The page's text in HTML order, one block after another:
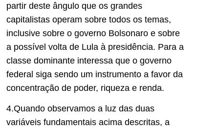
partir deste ângulo que os grandes
capitalistas operam sobre todos os temas,
inclusive sobre o governo Bolsonaro e sobre
a possível volta de Lula à presidência. Para a
classe dominante interessa que o governo
federal siga sendo um instrumento a favor da
concentração de poder, riqueza e renda.
4.Quando observamos a luz das duas
variáveis fundamentais acima descritas, a